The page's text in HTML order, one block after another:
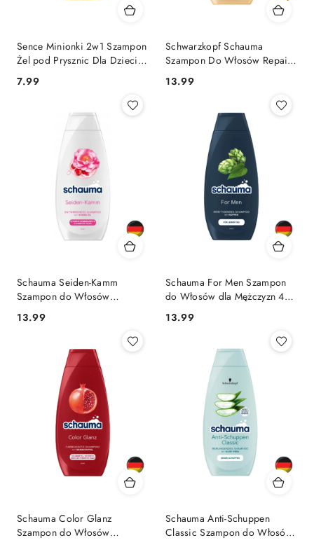
Sence Minionki 2w1 Szampon
Żel pod Prysznic Dla Dzieci
Cena:
7.99
Schwarzkopf Schauma
Szampon Do Włosów Repair
Cena:
13.99
Schauma Seiden-Kamm
Szampon do Włosów
Matowych i Trudnych do
Rozczesywania 400 ml
Cena:
13.99
Schauma For Men Szampon
do Włosów dla Mężczyzn 400
ml (Niemcy)
Cena:
13.99
Schauma Color Glanz
Szampon do Włosów
Schauma Anti-Schuppen
Classic Szampon do Włosów